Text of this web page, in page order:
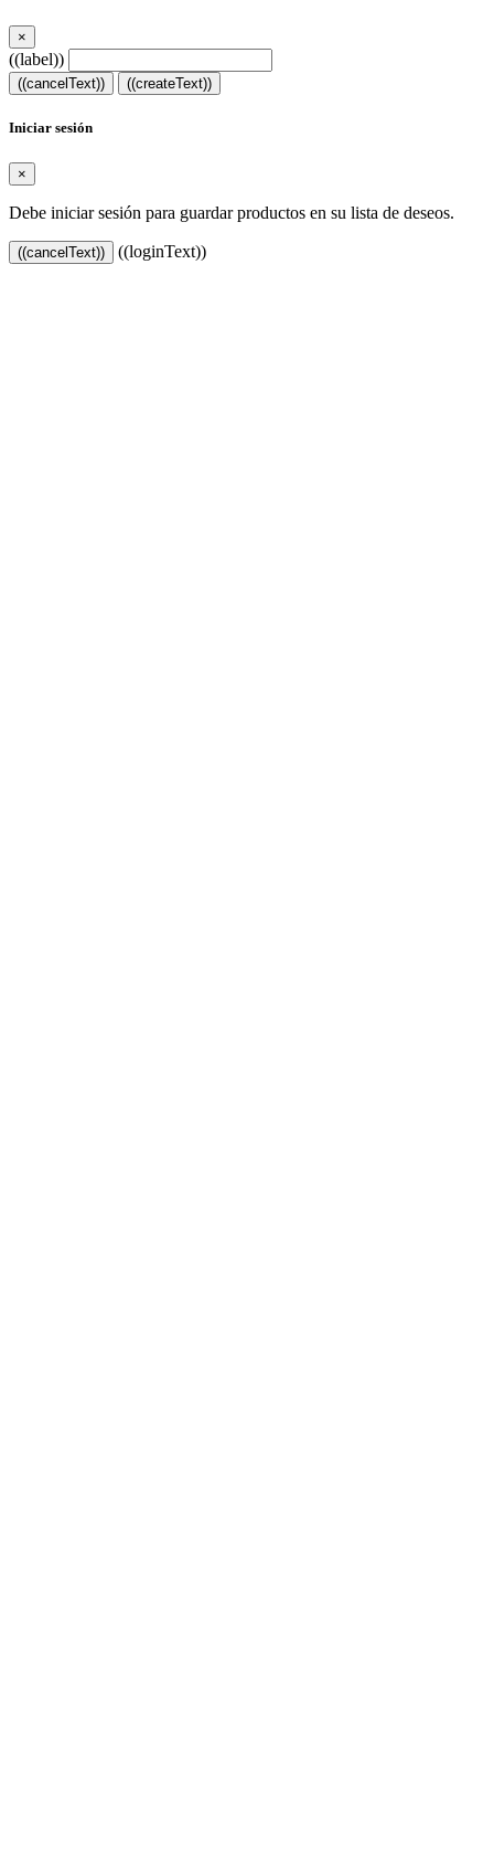
×
((label))
((cancelText)) ((createText))
Iniciar sesión
×
Debe iniciar sesión para guardar productos en su lista de deseos.
((cancelText)) ((loginText))